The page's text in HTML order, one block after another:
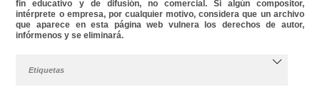
fin educativo y de difusión, no comercial. Si algún compositor,
intérprete o empresa, por cualquier motivo, considera que un archivo
que aparece en esta página web vulnera los derechos de autor,
infórmenos y se eliminará.
Etiquetas